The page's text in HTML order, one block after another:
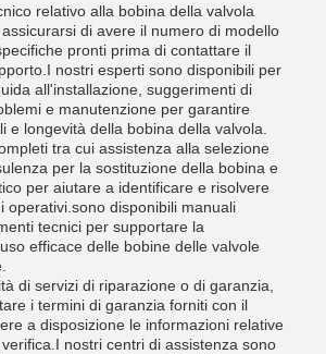
relativo alla bobina della valvola
di avere il numero di modello
pronti prima di contattare il
nostri esperti sono disponibili per
all'installazione, suggerimenti di
e manutenzione per garantire
e longevità della bobina della valvola.
tra cui assistenza alla selezione
per la sostituzione della bobina e
per aiutare a identificare e risolvere
operativi.sono disponibili manuali
tecnici per supportare la
efficace delle bobine delle valvole
di servizi di riparazione o di garanzia,
i termini di garanzia forniti con il
a disposizione le informazioni relative
nostri centri di assistenza sono